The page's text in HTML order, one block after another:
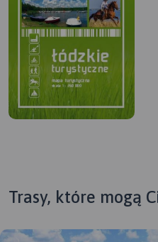
Trasy, które mogą